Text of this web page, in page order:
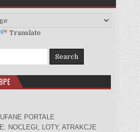
Translate
PORTALE
NOCLEGI, LOTY, ATRAKCJE